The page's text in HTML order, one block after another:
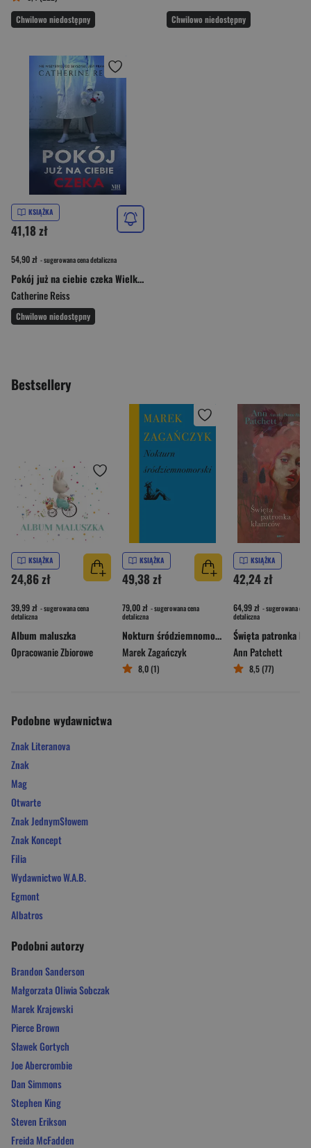
Chwilowo niedostępny
Chwilowo niedostępny
KSIĄŻKA
41,18 zł
54,90 zł - sugerowana cena detaliczna
Pokój już na ciebie czeka Wielkie Litery
Catherine Reiss
Chwilowo niedostępny
Bestsellery
KSIĄŻKA
24,86 zł
39,99 zł - sugerowana cena
detaliczna
Album maluszka
Opracowanie Zbiorowe
KSIĄŻKA
49,38 zł
79,00 zł - sugerowana cena
detaliczna
Nokturn śródziemnomorski
Marek Zagańczyk
8,0 (1)
KSIĄŻKA
42,24 zł
64,99 zł - sugerowana cena
detaliczna
Ann Patchett
8,5 (77)
Podobne wydawnictwa
Znak Literanova
Znak
Mag
Otwarte
Znak JednymSłowem
Znak Koncept
Filia
Wydawnictwo W.A.B.
Egmont
Albatros
Podobni autorzy
Brandon Sanderson
Małgorzata Oliwia Sobczak
Marek Krajewski
Pierce Brown
Sławek Gortych
Joe Abercrombie
Dan Simmons
Stephen King
Steven Erikson
Freida McFadden